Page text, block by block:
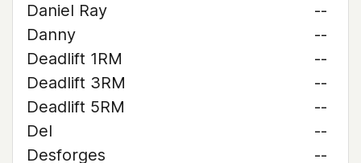
Daniel Ray
--
Danny
--
Deadlift 1RM
--
Deadlift 3RM
--
Deadlift 5RM
--
Del
--
Desforges
--